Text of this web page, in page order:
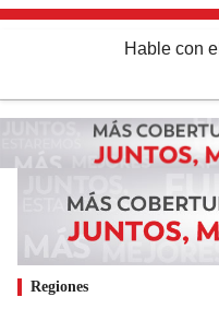
Hable con el
Regiones